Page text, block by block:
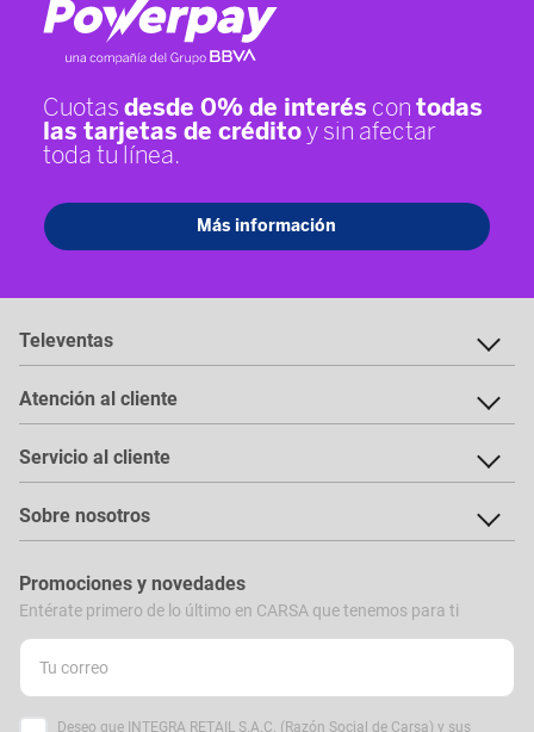
Televentas
Atención al cliente
Servicio al cliente
Sobre nosotros
Promociones y novedades
Entérate primero de lo último en CARSA que tenemos para ti
Deseo que INTEGRA RETAIL S.A.C. (Razón Social de Carsa) y sus